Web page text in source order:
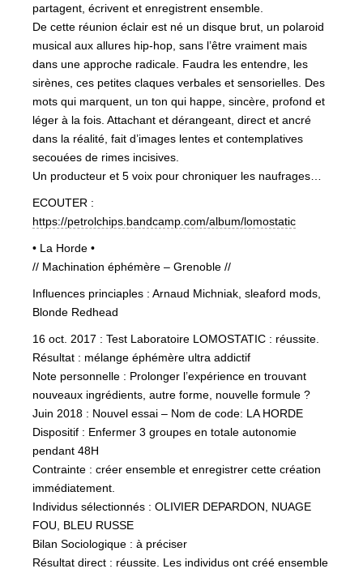
partagent, écrivent et enregistrent ensemble.
De cette réunion éclair est né un disque brut, un polaroid
musical aux allures hip-hop, sans l’être vraiment mais
dans une approche radicale. Faudra les entendre, les
sirènes, ces petites claques verbales et sensorielles. Des
mots qui marquent, un ton qui happe, sincère, profond et
léger à la fois. Attachant et dérangeant, direct et ancré
dans la réalité, fait d’images lentes et contemplatives
secouées de rimes incisives.
Un producteur et 5 voix pour chroniquer les naufrages…
ECOUTER :
https://petrolchips.bandcamp.com/album/lomostatic
• La Horde •
// Machination éphémère – Grenoble //
Influences princiaples : Arnaud Michniak, sleaford mods,
Blonde Redhead
16 oct. 2017 : Test Laboratoire LOMOSTATIC : réussite.
Résultat : mélange éphémère ultra addictif
Note personnelle : Prolonger l’expérience en trouvant
nouveaux ingrédients, autre forme, nouvelle formule ?
Juin 2018 : Nouvel essai – Nom de code: LA HORDE
Dispositif : Enfermer 3 groupes en totale autonomie
pendant 48H
Contrainte : créer ensemble et enregistrer cette création
immédiatement.
Individus sélectionnés : OLIVIER DEPARDON, NUAGE
FOU, BLEU RUSSE
Bilan Sociologique : à préciser
Résultat direct : réussite. Les individus ont créé ensemble